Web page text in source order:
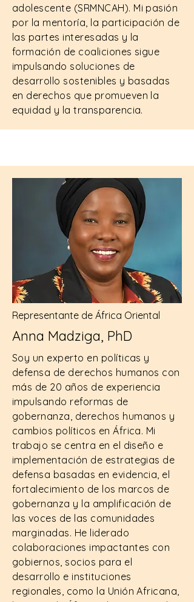
adolescente (SRMNCAH). Mi pasión
por la mentoría, la participación de
las partes interesadas y la
formación de coaliciones sigue
impulsando soluciones de
desarrollo sostenibles y basadas
en derechos que promueven la
equidad y la transparencia.
Representante de África Oriental
Anna Madziga, PhD
Soy un experto en políticas y
defensa de derechos humanos con
más de 20 años de experiencia
impulsando reformas de
gobernanza, derechos humanos y
cambios políticos en África. Mi
trabajo se centra en el diseño e
implementación de estrategias de
defensa basadas en evidencia, el
fortalecimiento de los marcos de
gobernanza y la amplificación de
las voces de las comunidades
marginadas. He liderado
colaboraciones impactantes con
gobiernos, socios para el
desarrollo e instituciones
regionales, como la Unión Africana,